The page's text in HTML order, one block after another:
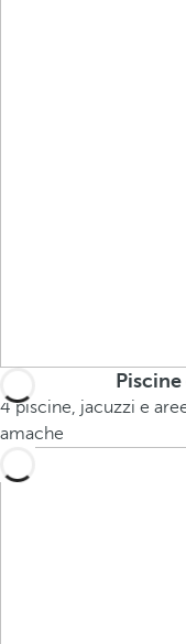
4 piscine, jacuzzi e
amache